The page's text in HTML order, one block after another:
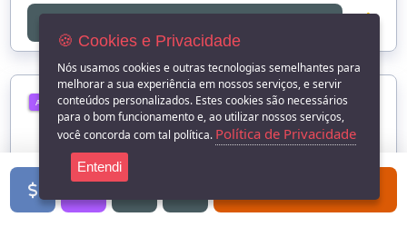
ALUGUEL
🍪 Cookies e Privacidade
Nós usamos cookies e outras tecnologias semelhantes para
melhorar a sua experiência em nossos serviços, e servir
conteúdos personalizados. Estes cookies são necessários
para o bom funcionamento e, ao utilizar nossos serviços,
você concorda com tal política. Política de Privacidade
Entendi